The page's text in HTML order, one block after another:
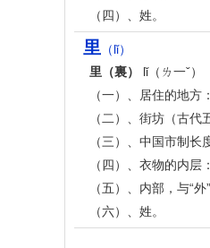
（四）、姓。
里 （lǐ）
里（裏）
lǐ（ㄌ一ˇ）
（一）、居住的地方
（二）、街坊（古代
（三）、中国市制长
（四）、衣物的内层
（五）、内部，与“
（六）、姓。